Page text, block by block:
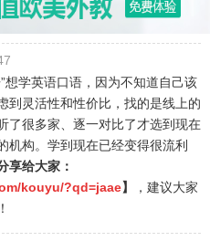
想学英语口语，因为不知道自己该
到灵活性和性价比，找的是线上的
了很多家、逐一对比了才选到现在
机构。学到现在已经变得很流利
享给大家：
kouyu/?qd=jaae】
，建议大家